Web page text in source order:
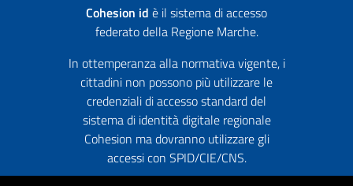
Cohesion id è il sistema di accesso
federato della Regione Marche.
In ottemperanza alla normativa vigente, i
cittadini non possono più utilizzare le
credenziali di accesso standard del
sistema di identità digitale regionale
Cohesion ma dovranno utilizzare gli
accessi con SPID/CIE/CNS.